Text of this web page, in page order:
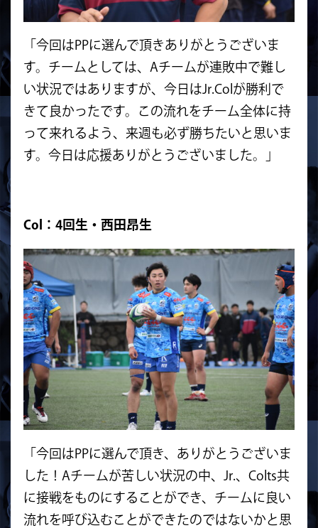
「今回はPPに選んで頂きありがとうございま
す。チームとしては、Aチームが連敗中で難し
い状況ではありますが、今日はJr.Colが勝利で
きて良かったです。この流れをチーム全体に持
って来れるよう、来週も必ず勝ちたいと思いま
す。今日は応援ありがとうございました。」
Col：4回生・西田昂生
「今回はPPに選んで頂き、ありがとうございま
した！Aチームが苦しい状況の中、Jr.、 Colts共
に接戦をものにすることができ、 チームに良い
流れを呼び込むことができたのではないかと思